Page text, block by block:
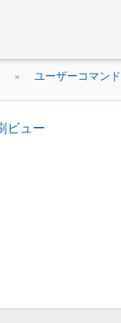
» ユーザーコマンド